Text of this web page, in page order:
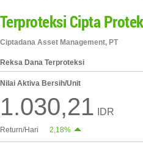
Terproteksi Cipta
Ciptadana Asset Management, PT
Reksa Dana Terproteksi
Nilai Aktiva Bersih/Unit
1.030,21 IDR
Return/Hari 2,18%